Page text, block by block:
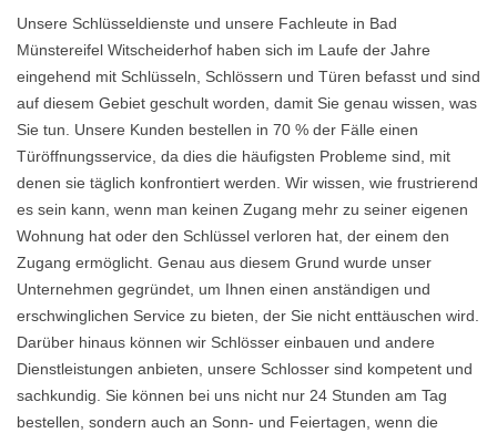
Unsere Schlüsseldienste und unsere Fachleute in Bad
Münstereifel Witscheiderhof haben sich im Laufe der Jahre
eingehend mit Schlüsseln, Schlössern und Türen befasst und sind
auf diesem Gebiet geschult worden, damit Sie genau wissen, was
Sie tun. Unsere Kunden bestellen in 70 % der Fälle einen
Türöffnungsservice, da dies die häufigsten Probleme sind, mit
denen sie täglich konfrontiert werden. Wir wissen, wie frustrierend
es sein kann, wenn man keinen Zugang mehr zu seiner eigenen
Wohnung hat oder den Schlüssel verloren hat, der einem den
Zugang ermöglicht. Genau aus diesem Grund wurde unser
Unternehmen gegründet, um Ihnen einen anständigen und
erschwinglichen Service zu bieten, der Sie nicht enttäuschen wird.
Darüber hinaus können wir Schlösser einbauen und andere
Dienstleistungen anbieten, unsere Schlosser sind kompetent und
sachkundig. Sie können bei uns nicht nur 24 Stunden am Tag
bestellen, sondern auch an Sonn- und Feiertagen, wenn die